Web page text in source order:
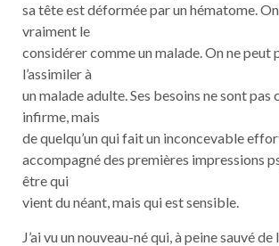
sa tête est déformée par un hématome.
vraiment le
considérer comme un malade. On ne peut
l’assimiler à
un malade adulte. Ses besoins ne sont pas
infirme, mais
de quelqu’un qui fait un inconcevable
accompagné des premières impressions
être qui
vient du néant, mais qui est sensible.
J’ai vu un nouveau-né qui, à peine sauvé de